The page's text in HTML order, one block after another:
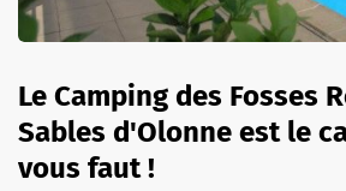
Le Camping des Fosses
Sables d'Olonne est le
vous faut !